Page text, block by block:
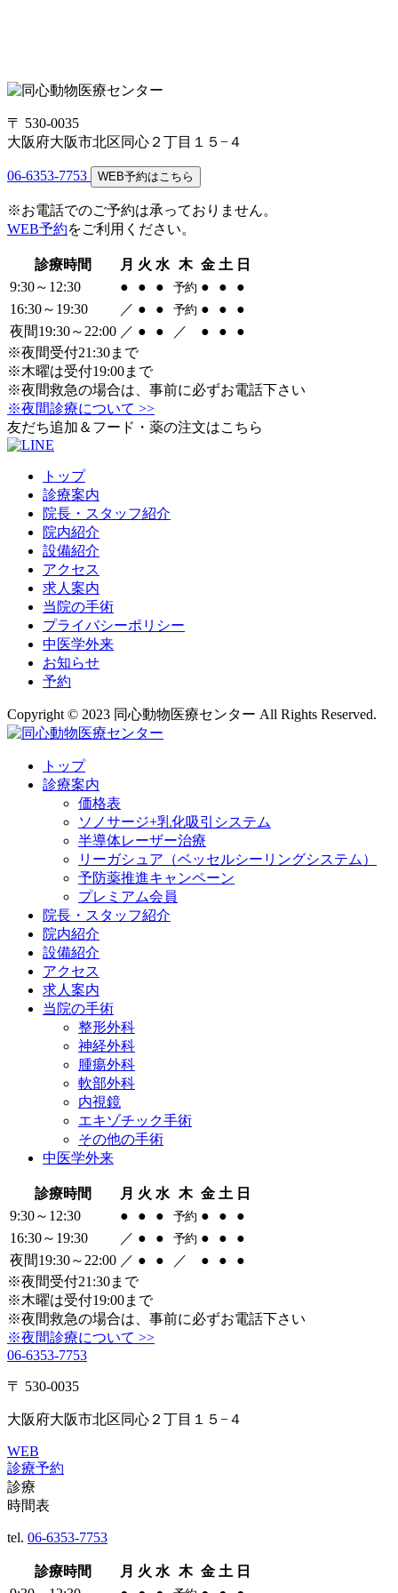
〒 530-0035
大阪府大阪市北区同心２丁目１５−４
06-6353-7753 WEB予約はこちら
※お電話でのご予約は承っておりません。
WEB予約をご利用ください。
診療時間 月 火 水 木 金 土 日
9:30～12:30
● ● ● 予約 ● ●
●
16:30～19:30
／ ● ● 予約 ● ●
●
夜間19:30～22:00 ／ ● ● ／ ● ●
●
※夜間受付21:30まで
※木曜は受付19:00まで
※夜間救急の場合は、事前に必ずお電話下さい
※夜間診療について >>
友だち追加＆フード・薬の注文はこちら
トップ
診療案内
院長・スタッフ紹介
院内紹介
設備紹介
アクセス
求人案内
当院の手術
プライバシーポリシー
中医学外来
お知らせ
予約
Copyright © 2023 同心動物医療センター All Rights Reserved.
トップ
診療案内
価格表
ソノサージ+乳化吸引システム
半導体レーザー治療
リーガシュア（ベッセルシーリングシステム）
予防薬推進キャンペーン
プレミアム会員
院長・ スタッフ紹介
院内紹介
設備紹介
アクセス
求人案内
当院の手術
整形外科
神経外科
腫瘍外科
軟部外科
内視鏡
エキゾチック手術
その他の手術
中医学外来
診療時間 月 火 水 木 金 土 日
9:30～12:30
● ● ● 予約 ● ●
●
16:30～19:30
／ ● ● 予約 ● ●
●
夜間19:30～22:00 ／ ● ● ／ ● ●
●
※夜間受付21:30まで
※木曜は受付19:00まで
※夜間救急の場合は、事前に必ずお電話下さい
※夜間診療について >>
06-6353-7753
〒 530-0035
大阪府大阪市北区同心２丁目１５−４
WEB
診療予約
診療
時間表
tel. 06-6353-7753
診療時間 月 火 水 木 金 土 日